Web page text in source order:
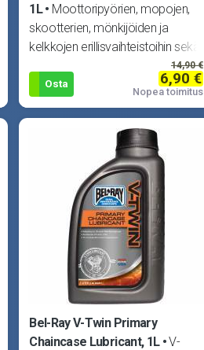
1L
Moottoripyörien, mopojen,
skootterien, mönkijöiden ja
kelkkojen erillisvaihteistoihin sekä
Osta
14,90 €
6,90 €
Nopea toimitus
Bel-Ray V-Twin Primary
Chaincase Lubricant, 1L
V-